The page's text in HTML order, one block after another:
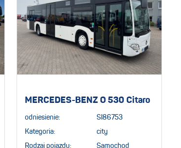
MERCEDES-BENZ O 530 Citaro
odniesienie: SI86753
Kategoria: city
Rodzaj pojazdu:
Samochod